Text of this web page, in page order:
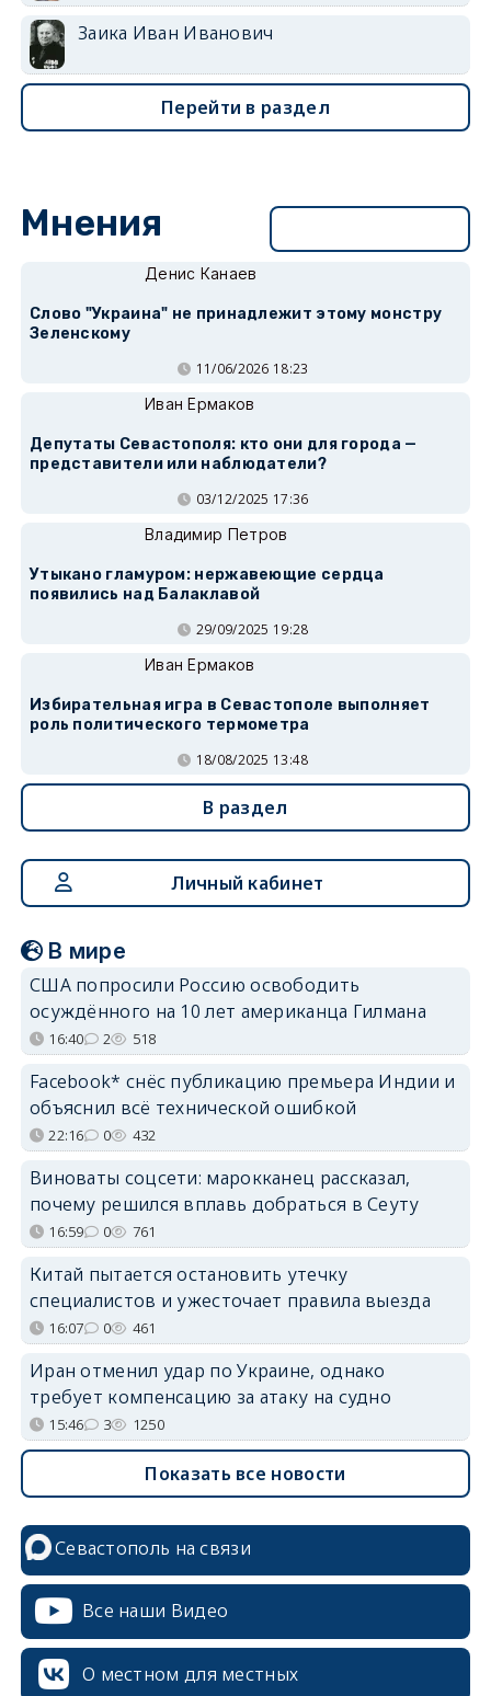
Заика Иван Иванович
Перейти в раздел
Мнения
Денис Канаев
Слово "Украина" не принадлежит этому монстру
Зеленскому
11/06/2026 18:23
Иван Ермаков
Депутаты Севастополя: кто они для города —
представители или наблюдатели?
03/12/2025 17:36
Владимир Петров
Утыкано гламуром: нержавеющие сердца
появились над Балаклавой
29/09/2025 19:28
Иван Ермаков
Избирательная игра в Севастополе выполняет
роль политического термометра
18/08/2025 13:48
В раздел
Личный кабинет
В мире
США попросили Россию освободить
осуждённого на 10 лет американца Гилмана
16:40 2 518
Facebook* снёс публикацию премьера Индии и
объяснил всё технической ошибкой
22:16 0 432
Виноваты соцсети: марокканец рассказал,
почему решился вплавь добраться в Сеуту
16:59 0 761
Китай пытается остановить утечку
специалистов и ужесточает правила выезда
16:07 0 461
Иран отменил удар по Украине, однако
требует компенсацию за атаку на судно
15:46 3 1250
Показать все новости
Севастополь на связи
Все наши Видео
О местном для местных